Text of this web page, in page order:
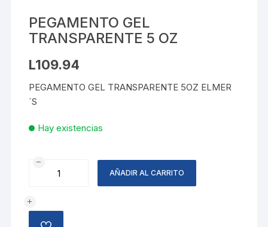
PEGAMENTO GEL
TRANSPARENTE 5 OZ
L109.94
PEGAMENTO GEL TRANSPARENTE 5OZ ELMER
´S
Hay existencias
PEGAMENTO
5
OZ
AÑADIR AL CARRITO